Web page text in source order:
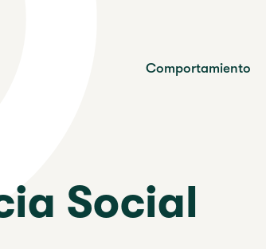
de la Primera Infancia
Comportamiento
Social